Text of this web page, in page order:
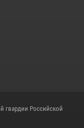
гвардии Российской